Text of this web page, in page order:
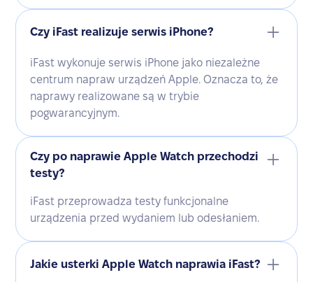
Czy iFast realizuje serwis iPhone?
iFast wykonuje serwis iPhone jako niezależne
centrum napraw urządzeń Apple. Oznacza to, że
naprawy realizowane są w trybie
pogwarancyjnym.
Czy po naprawie Apple Watch przechodzi
testy?
iFast przeprowadza testy funkcjonalne
urządzenia przed wydaniem lub odesłaniem.
Jakie usterki Apple Watch naprawia iFast?